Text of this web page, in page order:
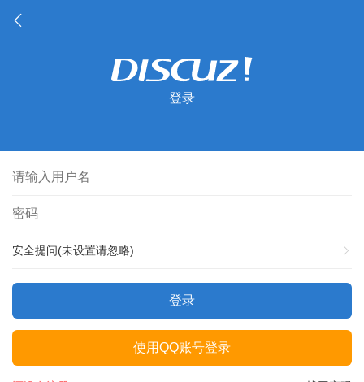
登录
安全提问(未设置请忽略)
登录
使用QQ账号登录